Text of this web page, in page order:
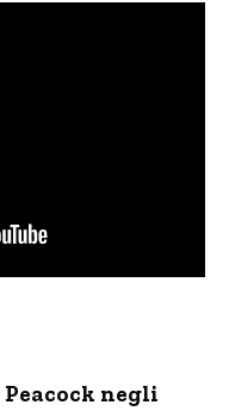
Peacock negli